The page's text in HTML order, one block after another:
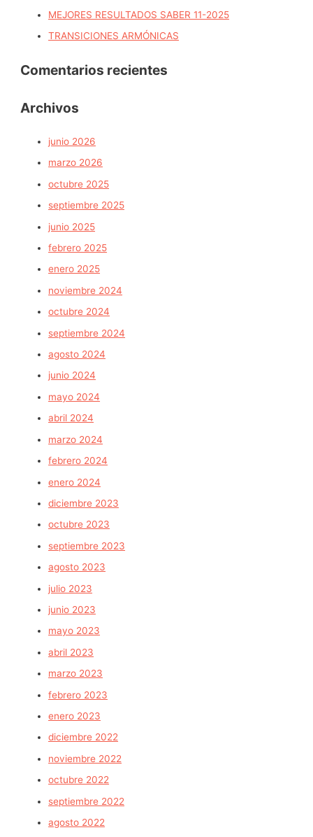
MEJORES RESULTADOS SABER 11-2025
TRANSICIONES ARMÓNICAS
Comentarios recientes
Archivos
junio 2026
marzo 2026
octubre 2025
septiembre 2025
junio 2025
febrero 2025
enero 2025
noviembre 2024
octubre 2024
septiembre 2024
agosto 2024
junio 2024
mayo 2024
abril 2024
marzo 2024
febrero 2024
enero 2024
diciembre 2023
octubre 2023
septiembre 2023
agosto 2023
julio 2023
junio 2023
mayo 2023
abril 2023
marzo 2023
febrero 2023
enero 2023
diciembre 2022
noviembre 2022
octubre 2022
septiembre 2022
agosto 2022